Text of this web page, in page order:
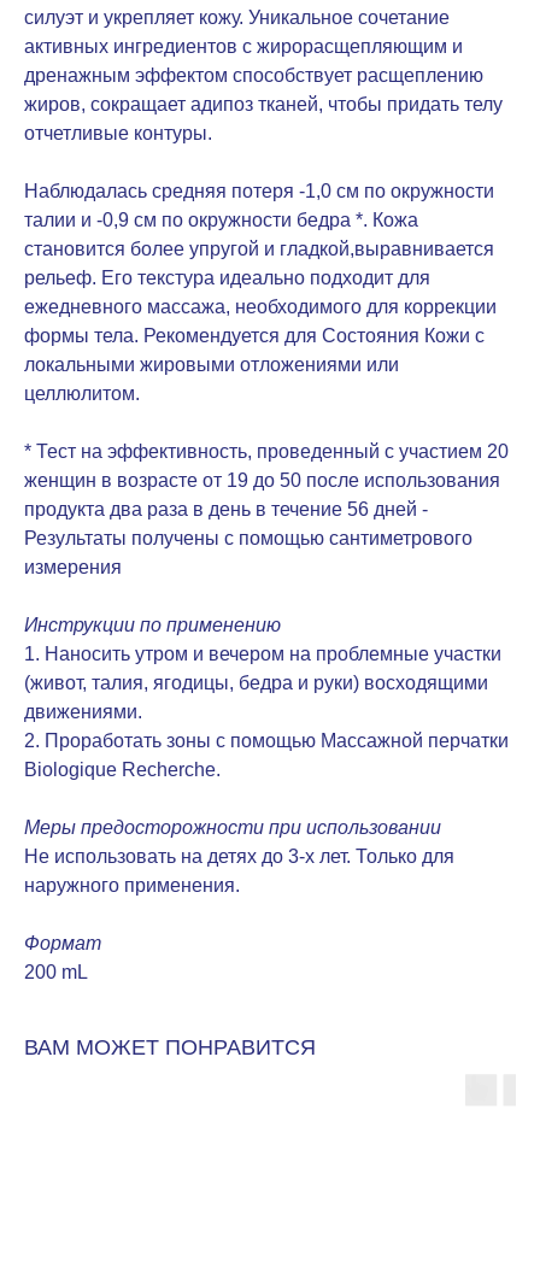
силуэт и укрепляет кожу. Уникальное сочетание
активных ингредиентов с жирорасщепляющим и
дренажным эффектом способствует расщеплению
жиров, сокращает адипоз тканей, чтобы придать телу
отчетливые контуры.
Наблюдалась средняя потеря -1,0 см по окружности
талии и -0,9 см по окружности бедра *. Кожа
становится более упругой и гладкой,выравнивается
рельеф. Его текстура идеально подходит для
ежедневного массажа, необходимого для коррекции
формы тела. Рекомендуется для Состояния Кожи с
локальными жировыми отложениями или
целлюлитом.
* Тест на эффективность, проведенный с участием 20
женщин в возрасте от 19 до 50 после использования
продукта два раза в день в течение 56 дней -
Результаты получены с помощью сантиметрового
измерения
Инструкции по применению
1. Наносить утром и вечером на проблемные участки
(живот, талия, ягодицы, бедра и руки) восходящими
движениями.
2. Проработать зоны с помощью Массажной перчатки
Biologique Recherche.
Меры предосторожности при использовании
Не использовать на детях до 3-х лет. Только для
наружного применения.
Формат
200 mL
ВАМ МОЖЕТ ПОНРАВИТСЯ